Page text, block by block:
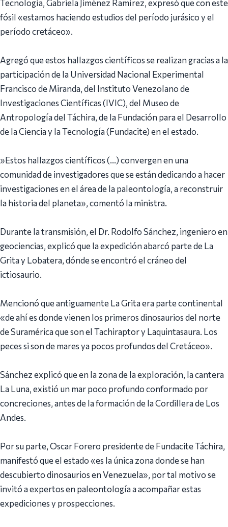
Tecnología, Gabriela Jiménez Ramírez, expresó que con este
fósil «estamos haciendo estudios del período jurásico y el
período cretáceo».
‎Agregó que estos hallazgos científicos se realizan gracias a la
participación de la Universidad Nacional Experimental
Francisco de Miranda, del Instituto Venezolano de
Investigaciones Científicas (IVIC), del Museo de
Antropología del Táchira, de la Fundación para el Desarrollo
de la Ciencia y la Tecnología (Fundacite) en el estado.
‎»Estos hallazgos científicos (…) convergen en una
comunidad de investigadores que se están dedicando a hacer
investigaciones en el área de la paleontología, a reconstruir
la historia del planeta», comentó la ministra.
‎Durante la transmisión, el Dr. Rodolfo Sánchez, ingeniero en
geociencias, explicó que la expedición abarcó parte de La
Grita y Lobatera, dónde se encontró el cráneo del
ictiosaurio.
‎Mencionó que antiguamente La Grita era parte continental
«de ahí es donde vienen los primeros dinosaurios del norte
de Suramérica que son el Tachiraptor y Laquintasaura. Los
peces si son de mares ya pocos profundos del Cretáceo».
‎Sánchez explicó que en la zona de la exploración, la cantera
La Luna, existió un mar poco profundo conformado por
concreciones, antes de la formación de la Cordillera de Los
Andes.
‎Por su parte, Oscar Forero presidente de Fundacite Táchira,
manifestó que el estado «es la única zona donde se han
descubierto dinosaurios en Venezuela», por tal motivo se
invitó a expertos en paleontología a acompañar estas
expediciones y prospecciones.